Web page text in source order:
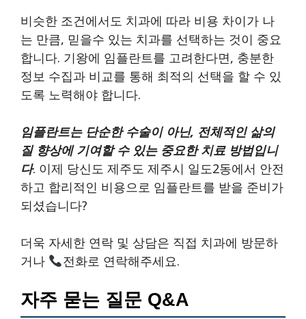
비슷한 조건에서도 치과에 따라 비용 차이가 나
는 만큼, 믿을수 있는 치과를 선택하는 것이 중요
합니다. 기왕에 임플란트를 고려한다면, 충분한
정보 수집과 비교를 통해 최적의 선택을 할 수 있
도록 노력해야 합니다.
임플란트는 단순한 수술이 아닌, 전체적인 삶의
질 향상에 기여할 수 있는 중요한 치료 방법입니
다. 이제 당신도 제주도 제주시 일도2동에서 안전
하고 합리적인 비용으로 임플란트를 받을 준비가
되셨습니다?
더욱 자세한 연락 및 상담은 직접 치과에 방문하
거나
전화로 연락해주세요.
자주 묻는 질문 Q&A